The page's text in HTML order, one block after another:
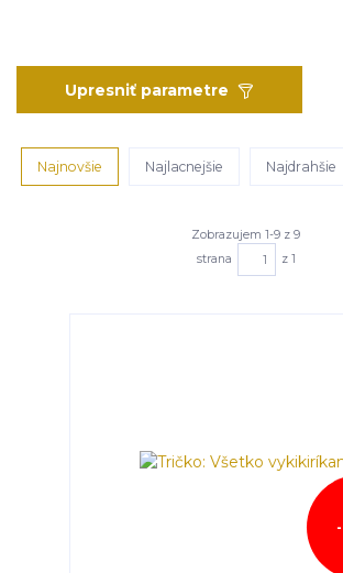
Upresniť parametre
Najnovšie Najlacnejšie Najdrahšie
Zobrazujem 1-9 z 9
strana
z 1